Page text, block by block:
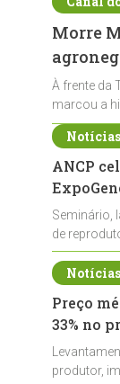
Morre
À frente da
marcou a
ANCP
Seminário,
de
durante a
Preço
33% no
produtor,